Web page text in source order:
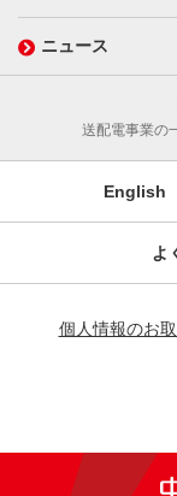
ニュース
送配電事業の
English
よ
個人情報のお